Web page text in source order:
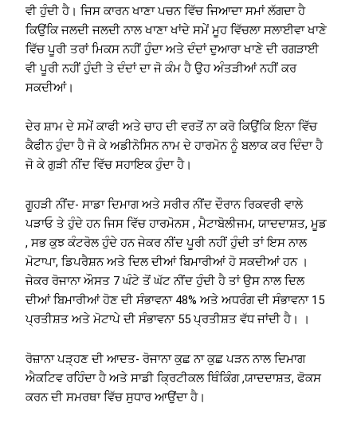
ਵੀ ਹੁੰਦੀ ਹੈ। ਜਿਸ ਕਾਰਨ ਖਾਣਾ ਪਚਨ ਵਿੱਚ ਜਿਆਦਾ ਸਮਾਂ ਲੱਗਦਾ ਹੈ
ਕਿਉਂਕਿ ਜਲਦੀ ਜਲਦੀ ਨਾਲ ਖਾਣਾ ਖਾਂਦੇ ਸਮੇਂ ਮੂਹ ਵਿੱਚਲਾ ਸਲਾਈਵਾ ਖਾਣੇ
ਵਿੱਚ ਪੂਰੀ ਤਰਾਂ ਮਿਕਸ ਨਹੀਂ ਹੁੰਦਾ ਅਤੇ ਦੰਦਾਂ ਦੁਆਰਾ ਖਾਣੇ ਦੀ ਰਗੜਾਈ
ਵੀ ਪੂਰੀ ਨਹੀਂ ਹੁੰਦੀ ਤੇ ਦੰਦਾਂ ਦਾ ਜੋ ਕੰਮ ਹੈ ਉਹ ਅੰਤੜੀਆਂ ਨਹੀਂ ਕਰ
ਸਕਦੀਆਂ।
ਦੇਰ ਸ਼ਾਮ ਦੇ ਸਮੇਂ ਕਾਫੀ ਅਤੇ ਚਾਹ ਦੀ ਵਰਤੋਂ ਨਾ ਕਰੋ ਕਿਉਂਕਿ ਇਨਾ ਵਿੱਚ
ਕੈਫੀਨ ਹੁੰਦਾ ਹੈ ਜੋ ਕੇ ਅਡੀਨੋਸਿਨ ਨਾਮ ਦੇ ਹਾਰਮੋਨ ਨੂੰ ਬਲਾਕ ਕਰ ਦਿੰਦਾ ਹੈ
ਜੋ ਕੇ ਗੁੜੀ ਨੀਂਦ ਵਿੱਚ ਸਹਾਇਕ ਹੁੰਦਾ ਹੈ।
ਗੂਹੜੀ ਨੀਂਦ- ਸਾਡਾ ਦਿਮਾਗ ਅਤੇ ਸਰੀਰ ਨੀਂਦ ਦੌਰਾਨ ਰਿਕਵਰੀ ਵਾਲੇ
ਪੜਾਓ ਤੇ ਹੁੰਦੇ ਹਨ ਜਿਸ ਵਿੱਚ ਹਾਰਮੋਨਸ , ਮੈਟਾਬੋਲੀਜਮ, ਯਾਦਦਾਸ਼ਤ, ਮੂਡ
, ਸਭ ਕੁਝ ਕੰਟਰੋਲ ਹੁੰਦੇ ਹਨ ਜੇਕਰ ਨੀਂਦ ਪੂਰੀ ਨਹੀਂ ਹੁੰਦੀ ਤਾਂ ਇਸ ਨਾਲ
ਮੋਟਾਪਾ, ਡਿਪਰੈਸ਼ਨ ਅਤੇ ਦਿਲ ਦੀਆਂ ਬਿਮਾਰੀਆਂ ਹੋ ਸਕਦੀਆਂ ਹਨ ।
ਜੇਕਰ ਰੋਜਾਨਾ ਔਸਤ 7 ਘੰਟੇ ਤੋਂ ਘੱਟ ਨੀਂਦ ਹੁੰਦੀ ਹੈ ਤਾਂ ਉਸ ਨਾਲ ਦਿਲ
ਦੀਆਂ ਬਿਮਾਰੀਆਂ ਹੋਣ ਦੀ ਸੰਭਾਵਨਾ 48% ਅਤੇ ਅਧਰੰਗ ਦੀ ਸੰਭਾਵਨਾ 15
ਪ੍ਰਤੀਸ਼ਤ ਅਤੇ ਮੋਟਾਪੇ ਦੀ ਸੰਭਾਵਨਾ 55 ਪ੍ਰਤੀਸ਼ਤ ਵੱਧ ਜਾਂਦੀ ਹੈ। ।
ਰੋਜ਼ਾਨਾ ਪੜ੍ਹਣ ਦੀ ਆਦਤ- ਰੋਜਾਨਾ ਕੁਛ ਨਾ ਕੁਛ ਪੜਨ ਨਾਲ ਦਿਮਾਗ
ਐਕਟਿਵ ਰਹਿੰਦਾ ਹੈ ਅਤੇ ਸਾਡੀ ਕ੍ਰਿਟੀਕਲ ਥਿੰਕਿੰਗ ,ਯਾਦਦਾਸ਼ਤ, ਫੋਕਸ
ਕਰਨ ਦੀ ਸਮਰਥਾ ਵਿੱਚ ਸੁਧਾਰ ਆਉਂਦਾ ਹੈ।